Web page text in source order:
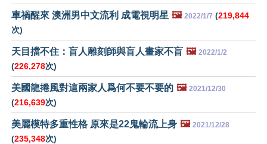
車禍醒來 澳洲男中文流利 成電視明星 🖼️ 2022/1/7 (219,844
次)
天目擋不住：盲人雕刻師與盲人畫家不盲 🖼️ 2022/1/2
(226,278次)
美國龍捲風對這兩家人爲何不要不要的 🖼️ 2021/12/30
(216,639次)
美麗模特多重性格 原來是22鬼輪流上身 🖼️ 2021/12/28
(235,348次)